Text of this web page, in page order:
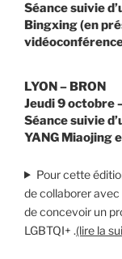
Séance suivie
Bingxing (en
LYON – BRON
Jeudi 9 octobre
Séance suivie
YANG Miaojing
Pour cette
de collaborer
de concevoir un
LGBTQI+ .(lire la